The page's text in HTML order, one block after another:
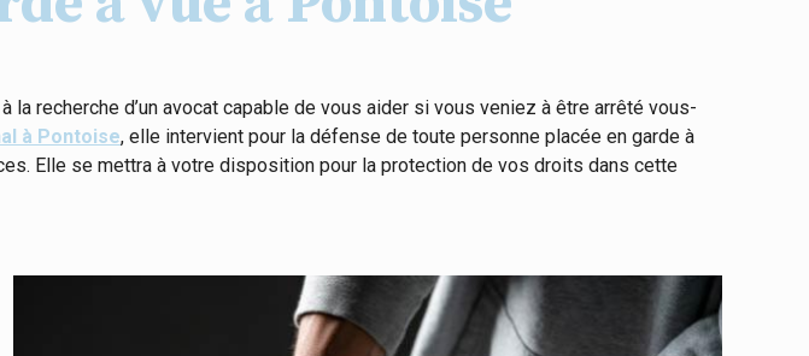
recherche d’un avocat capable de vous aider si vous veniez à être arrêté vous-
à Pontoise, elle intervient pour la défense de toute personne placée en garde à
Elle se mettra à votre disposition pour la protection de vos droits dans cette